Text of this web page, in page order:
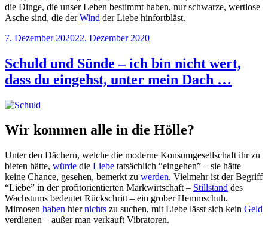
die Dinge, die unser Leben bestimmt haben, nur schwarze, wertlose
Asche sind, die derWind der Liebe hinfortbläst.
Veröffentlicht
7. Dezember 202022. Dezember 2020
Schuld und Sünde – ich bin nicht wert,
dass du eingehst, unter mein Dach …
Wir kommen alle in die Hölle?
Unter den Dächern, welche die moderne Konsumgesellschaft ihr zu
bieten hätte, würde die Liebe tatsächlich “eingehen” – sie hätte
keine Chance, gesehen, bemerkt zu werden. Vielmehr ist der Begriff
“Liebe” in der profitorientierten Markwirtschaft – Stillstand des
Wachstums bedeutet Rückschritt – ein grober Hemmschuh.
Mimosen haben hiernichts zu suchen, mit Liebe lässt sich kein Geld
verdienen – außer man verkauft Vibratoren.